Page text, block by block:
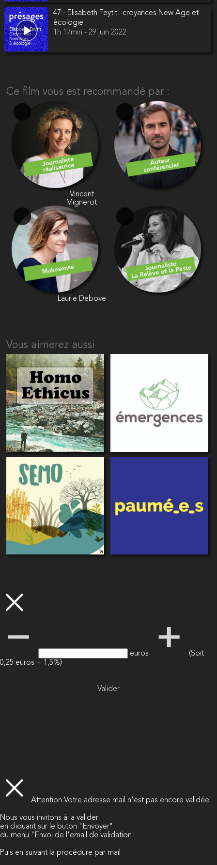
47 - Elisabeth Feytit : croyances New Age et
écologie
1h 17min - 29 juin 2022
Ce film vous est recommandé par :
Vincent
Mignerot
Laurie Debove
Vous aimerez aussi
euros
(Soit
0,25 euros + 1,5%)
Valider
Attention Votre adresse mail n'est pas encore validée
Nous vous invitons à la valider
en cliquant sur le buton "Envoyer"
du menu "Envoi de l'email de validation"
Puis en suivant la procédure par mail